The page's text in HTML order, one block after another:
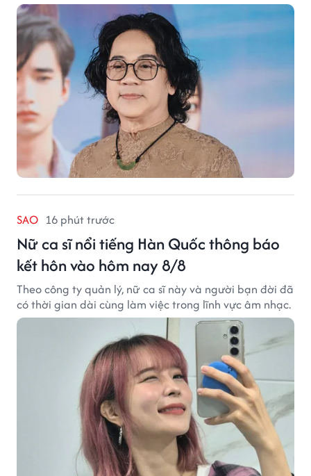
SAO 16 phút trước
Nữ ca sĩ nổi tiếng Hàn Quốc thông báo
kết hôn vào hôm nay 8/8
Theo công ty quản lý, nữ ca sĩ này và người bạn đời đã
có thời gian dài cùng làm việc trong lĩnh vực âm nhạc.